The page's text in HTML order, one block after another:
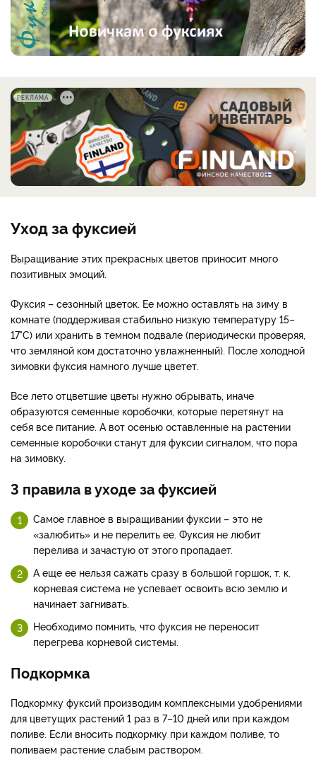
РЕКЛАМА
Уход за фуксией
Выращивание этих прекрасных цветов приносит много
позитивных эмоций.
Фуксия – сезонный цветок. Ее можно оставлять на зиму в
комнате (поддерживая стабильно низкую температуру 15–
17°С) или хранить в темном подвале (периодически проверяя,
что земляной ком достаточно увлажненный). После холодной
зимовки фуксия намного лучше цветет.
Все лето отцветшие цветы нужно обрывать, иначе
образуются семенные коробочки, которые перетянут на
себя все питание. А вот осенью оставленные на растении
семенные коробочки станут для фуксии сигналом, что пора
на зимовку.
3 правила в уходе за фуксией
Самое главное в выращивании фуксии – это не
«залюбить» и не перелить ее. Фуксия не любит
перелива и зачастую от этого пропадает.
А еще ее нельзя сажать сразу в большой горшок, т. к.
корневая система не успевает освоить всю землю и
начинает загнивать.
Необходимо помнить, что фуксия не переносит
перегрева корневой системы.
Подкормка
Подкормку фуксий производим комплексными удобрениями
для цветущих растений 1 раз в 7–10 дней или при каждом
поливе. Если вносить подкормку при каждом поливе, то
поливаем растение слабым раствором.